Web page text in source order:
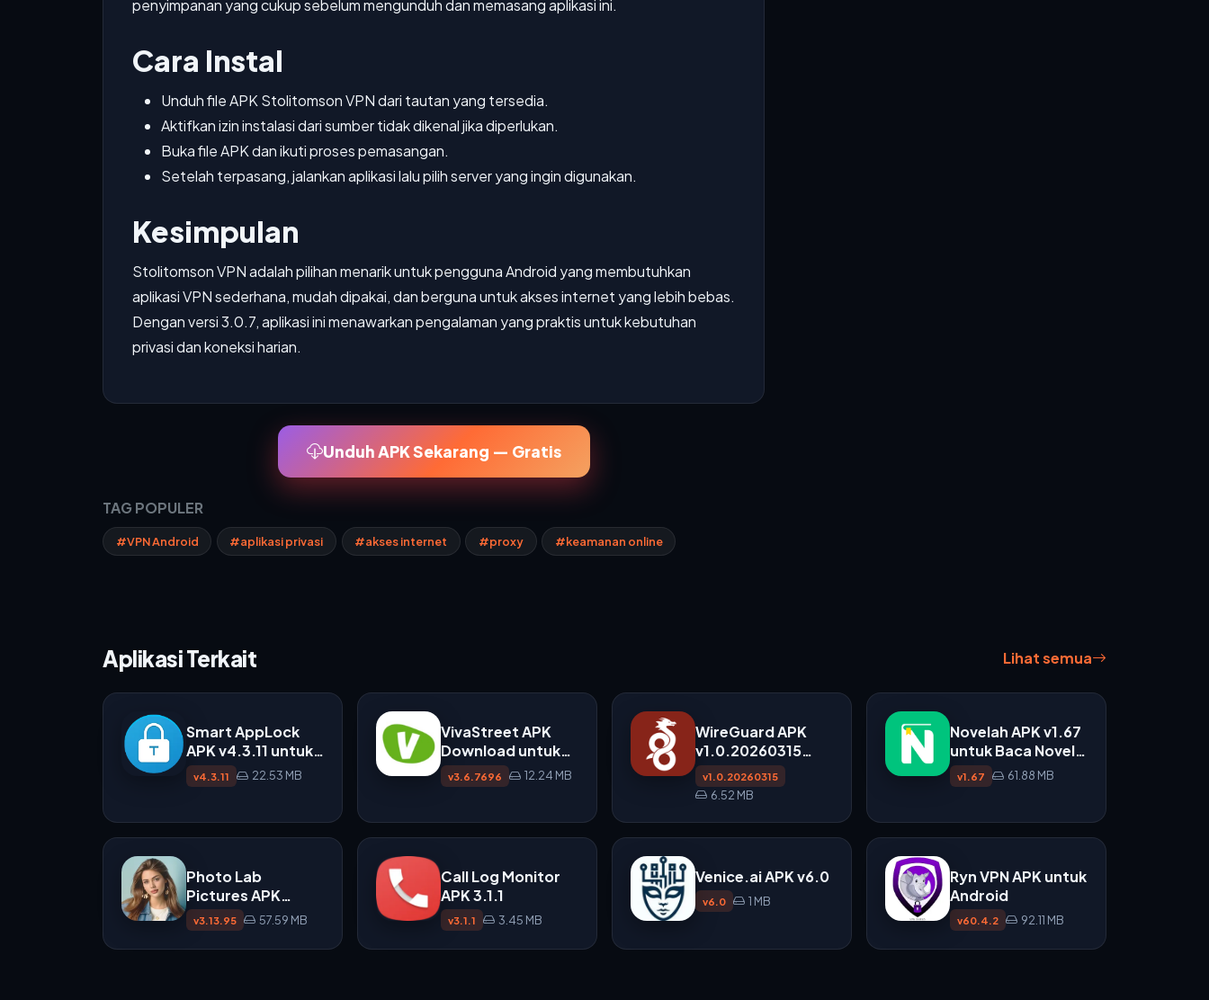
penyimpanan yang cukup sebelum mengunduh dan memasang aplikasi ini.
Cara Instal
Unduh file APK Stolitomson VPN dari tautan yang tersedia.
Aktifkan izin instalasi dari sumber tidak dikenal jika diperlukan.
Buka file APK dan ikuti proses pemasangan.
Setelah terpasang, jalankan aplikasi lalu pilih server yang ingin digunakan.
Kesimpulan
Stolitomson VPN adalah pilihan menarik untuk pengguna Android yang membutuhkan
aplikasi VPN sederhana, mudah dipakai, dan berguna untuk akses internet yang lebih bebas.
Dengan versi 3.0.7, aplikasi ini menawarkan pengalaman yang praktis untuk kebutuhan
privasi dan koneksi harian.
Unduh APK Sekarang — Gratis
TAG POPULER
#VPN Android #aplikasi privasi #akses internet #proxy #keamanan online
Aplikasi Terkait Lihat semua
Smart AppLock
APK v4.3.11 untuk
Android
v4.3.11 22.53 MB
VivaStreet APK
Download untuk
Android
v3.6.7696 12.24 MB
WireGuard APK
v1.0.20260315
untuk Android
v1.0.20260315
6.52 MB
Novelah APK v1.67
untuk Baca Novel
di Android
v1.67 61.88 MB
Photo Lab
Pictures APK
v3.13.95 untuk Edit
Foto dengan Efek
AI
v3.13.95 57.59 MB
Call Log Monitor
APK 3.1.1
v3.1.1 3.45 MB
Venice.ai APK v6.0
v6.0 1 MB
Ryn VPN APK untuk
Android
v60.4.2 92.11 MB